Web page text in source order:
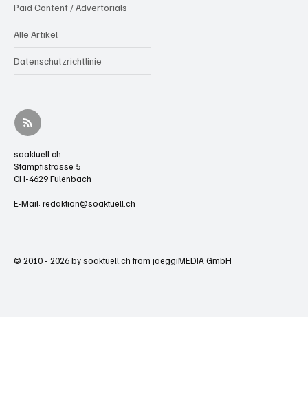
Paid Content / Advertorials
Alle Artikel
Datenschutzrichtlinie
soaktuell.ch
Stampfistrasse 5
CH-4629 Fulenbach
E-Mail: redaktion@soaktuell.ch
© 2010 - 2026 by soaktuell.ch from jaeggiMEDIA GmbH